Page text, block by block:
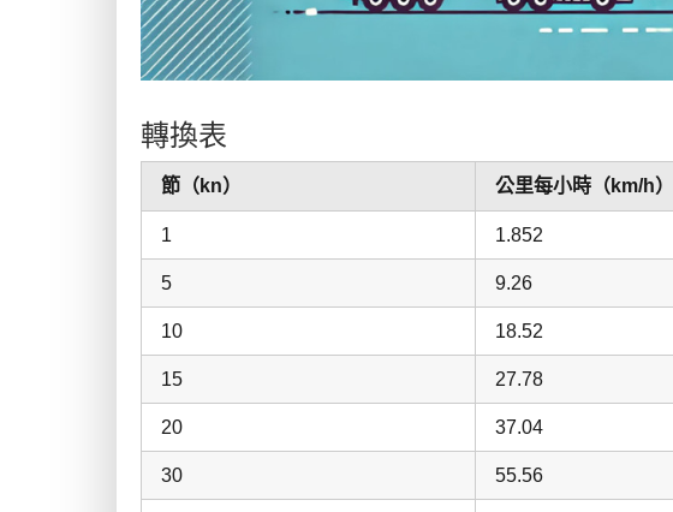
轉換表
節（kn） 公里每小時（km/h）
1 1.852
5 9.26
10 18.52
15 27.78
20 37.04
30 55.56